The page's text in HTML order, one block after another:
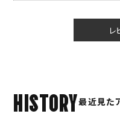
レ
HISTORY最近見た